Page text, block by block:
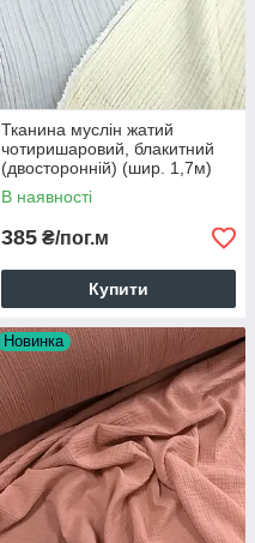
Тканина муслін жатий
чотиришаровий, блакитний
(двосторонній) (шир. 1,7м)
(MS-JAT-4-0003)
В наявності
385 ₴/пог.м
Купити
Новинка